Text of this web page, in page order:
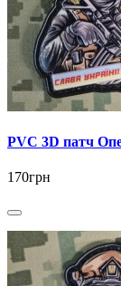
PVC 3D патч
170грн